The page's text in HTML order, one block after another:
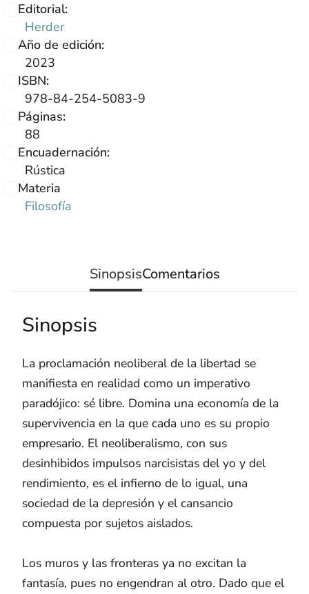
Editorial:
Herder
Año de edición:
2023
ISBN:
978-84-254-5083-9
Páginas:
88
Encuadernación:
Rústica
Materia
Filosofía
SinopsisComentarios
Sinopsis
La proclamación neoliberal de la libertad se
manifiesta en realidad como un imperativo
paradójico: sé libre. Domina una economía de la
supervivencia en la que cada uno es su propio
empresario. El neoliberalismo, con sus
desinhibidos impulsos narcisistas del yo y del
rendimiento, es el infierno de lo igual, una
sociedad de la depresión y el cansancio
compuesta por sujetos aislados.
Los muros y las fronteras ya no excitan la
fantasía, pues no engendran al otro. Dado que el